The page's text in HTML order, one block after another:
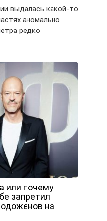
выдалась какой-то
аномально
редко
или почему
запретил
на